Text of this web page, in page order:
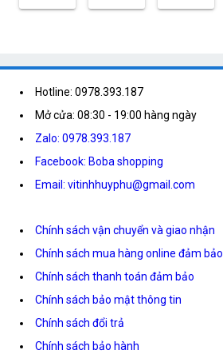
Hotline: 0978.393.187
Mở cửa: 08:30 - 19:00 hàng ngày
Zalo: 0978.393.187
Facebook: Boba shopping
Email: vitinhhuyphu@gmail.com
Chính sách vận chuyển và giao nhận
Chính sách mua hàng online đảm bảo
Chính sách thanh toán đảm bảo
Chính sách bảo mật thông tin
Chính sách đổi trả
Chính sách bảo hành